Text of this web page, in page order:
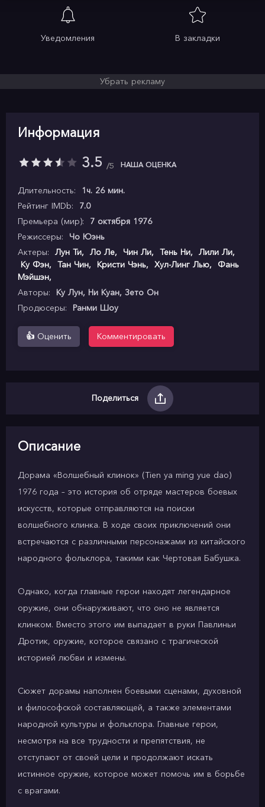
Уведомления В закладки
Убрать рекламу
Информация
3.5 5 НАША ОЦЕНКА
Длительность:
1ч. 26 мин.
Рейтинг IMDb:
7.0
Премьера (мир):
7 октября 1976
Режиссеры:
Чо Юэнь
Актеры:
Лун Ти, Ло Ле, Чин Ли, Тень Ни, Лили Ли,
Ку Фэн, Тан Чин, Кристи Чэнь, Хул-Линг Лью,
Фань
Мэйшэн,
Авторы:
Ку Лун, Ни Куан, Зето Он
Продюсеры:
Ранми Шоу
👍 Оценить Комментировать
Поделиться
Описание
Дорама «Волшебный клинок» (Tien ya ming yue dao)
1976 года – это история об отряде мастеров боевых
искусств, которые отправляются на поиски
волшебного клинка. В ходе своих приключений они
встречаются с различными персонажами из китайского
народного фольклора, такими как Чертовая Бабушка.
Однако, когда главные герои находят легендарное
оружие, они обнаруживают, что оно не является
клинком. Вместо этого им выпадает в руки Павлиньи
Дротик, оружие, которое связано с трагической
историей любви и измены.
Сюжет дорамы наполнен боевыми сценами, духовной
и философской составляющей, а также элементами
народной культуры и фольклора. Главные герои,
несмотря на все трудности и препятствия, не
отступают от своей цели и продолжают искать
истинное оружие, которое может помочь им в борьбе
с врагами.